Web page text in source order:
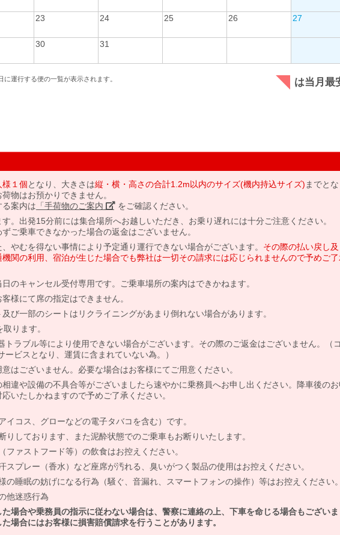
23 24 25 26 27
30 31
運行する便の一覧が表示されます。 は当月最
様１個となり、大きさは縦・横・高さの合計1.2m以内のサイズ(機内持込サイズ) までと
物はお預かりできません。
案内は 「手荷物のご案内」 をご確認ください。
。出発15分前には集合場所へお越しいただき、お乗り遅れには十分ご注意ください。
ご乗車できなかった場合の返金はございません。
やむを得ない事情により予定通り運行できない場合がございます。 その際の払い戻し及
関の利用、宿泊が生じた場合でも弊社は一切その請求には応じられませんので予めご
のキャンセル受付専用です。ご乗車場所の案内はできかねます。
様にて席の指定はできません。
び一部のシートはリクライニングがあまり倒れない場合があります。
ります。
トラブル等により使用できない場合がございます。その際のご返金はございません。（
ービスとなり、運賃に含まれていない為。）
はございません。必要な場合はお客様にてご用意ください。
違や設備の不具合等がございましたら速やかに乗務員へお申し出ください。降車後の
いたしかねますので予めご了承ください。
イコス、グローなどの電子タバコを含む）です。
りしております、また泥酔状態でのご乗車もお断りいたします。
ファストフード等）の飲食はお控えください。
スプレー（香水）など座席が汚れる、臭いがつく製品の使用はお控えください。
の睡眠の妨げになる行為（騒ぐ、音漏れ、スマートフォンの操作）等はお控えください
他迷惑行為
た場合や乗務員の指示に従わない場合は、警察に連絡の上、下車を命じる場合もございま
場合にはお客様に損害賠償請求を行うことがあります。